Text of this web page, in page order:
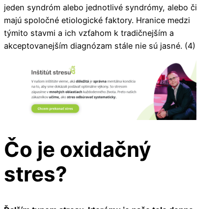
jeden syndróm alebo jednotlivé syndrómy, alebo či
majú spoločné etiologické faktory. Hranice medzi
týmito stavmi a ich vzťahom k tradičnejším a
akceptovanejším diagnózam stále nie sú jasné. (4)
Čo je oxidačný
stres?